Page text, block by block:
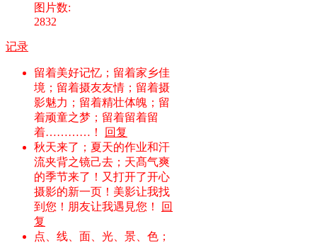
图片数:
2832
记录
留着美好记忆；留着家乡佳
境；留着摄友友情；留着摄
影魅力；留着精壮体魄；留
着顽童之梦；留着留着留
着…………！
回复
秋天来了；夏天的作业和汗
流夹背之镜己去；天髙气爽
的季节来了！又打开了开心
摄影的新一页！美影让我找
到您！朋友让我遇見您！
回
复
点、线、面、光、景、色；